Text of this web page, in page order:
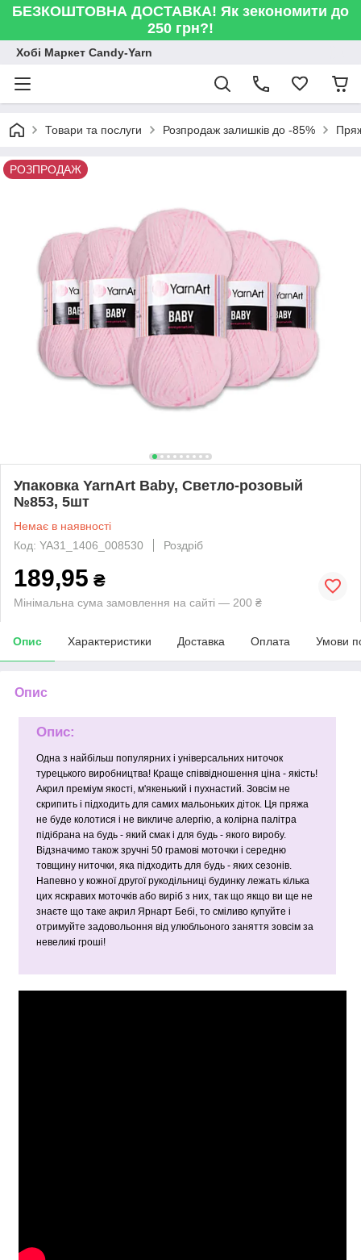
БЕЗКОШТОВНА ДОСТАВКА! Як зекономити до
250 грн?!
Хобі Маркет Candy-Yarn
Товари та послуги Розпродаж залишків до -85%
РОЗПРОДАЖ
Упаковка YarnArt Baby, Светло-розовый
№853, 5шт
Немає в наявності
Код: YA31_1406_008530
Роздріб
189,95 ₴
Мінімальна сума замовлення на сайті — 200 ₴
Опис Характеристики Доставка Оплата Умови
Опис
Опис:
Одна з найбільш популярних і універсальних ниточок
турецького виробництва! Краще співвідношення ціна - якість!
Акрил преміум якості, м'якенький і пухнастий. Зовсім не
скрипить і підходить для самих мальоньких діток. Ця пряжа
не буде колотися і не викличе алергію, а колірна палітра
підібрана на будь - який смак і для будь - якого виробу.
Відзначимо також зручні 50 грамові моточки і середню
товщину ниточки, яка підходить для будь - яких сезонів.
Напевно у кожної другої рукодільниці будинку лежать кілька
цих яскравих моточків або виріб з них, так що якщо ви ще не
знаєте що таке акрил Ярнарт Бебі, то сміливо купуйте і
отримуйте задовольоння від улюбльоного заняття зовсім за
невеликі гроші!